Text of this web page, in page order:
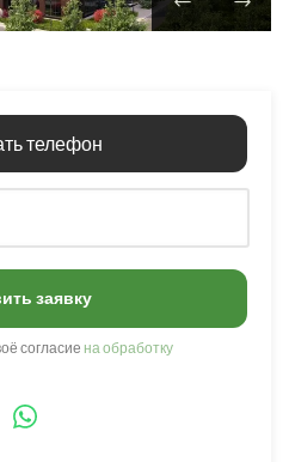
телефон
заявку
согласие на обработку